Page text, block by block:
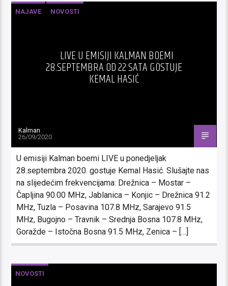
NAJAVE NOVOSTI
LIVE U EMISIJI KALMAN BOEMI
28.SEPTEMBRA OD 22 SATA GOSTUJE
KEMAL HASIĆ
Kalman
26/09/2020
U emisiji Kalman boemi LIVE u ponedjeljak
28.septembra 2020. gostuje Kemal Hasić. Slušajte nas
na slijedećim frekvencijama: Drežnica – Mostar –
Čapljina 90.00 MHz, Jablanica – Konjic – Drežnica 91.2
MHz, Tuzla – Posavina 107.8 MHz, Sarajevo 91.5
MHz, Bugojno – Travnik – Srednja Bosna 107.8 MHz,
Goražde – Istočna Bosna 91.5 MHz, Zenica – […]
NOVOSTI